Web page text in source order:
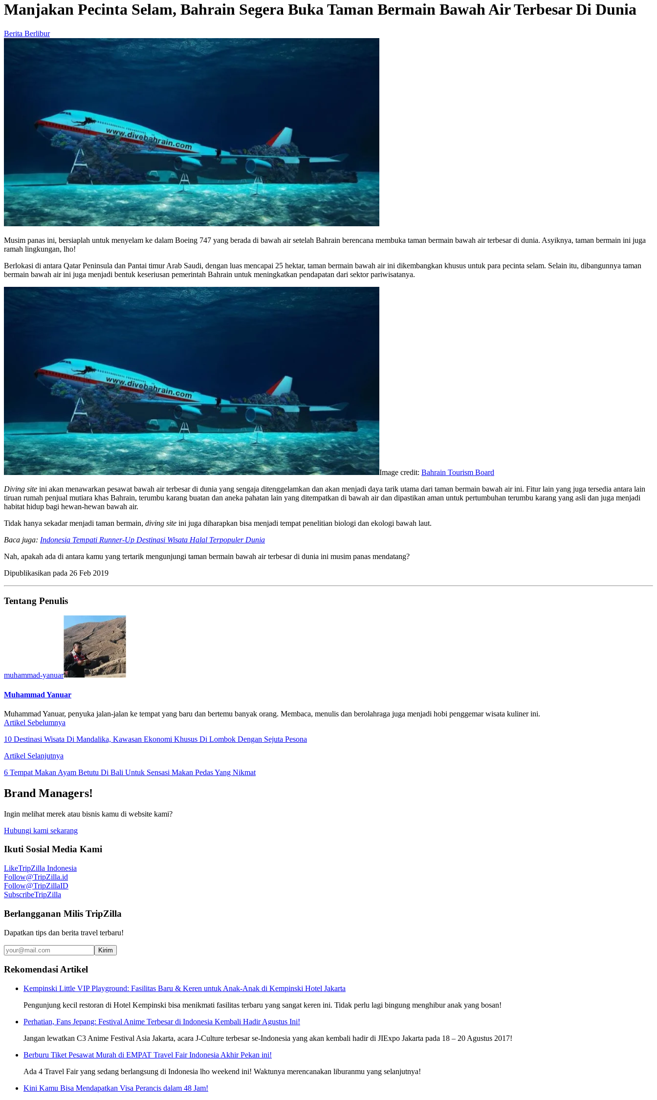
Manjakan Pecinta Selam, Bahrain Segera Buka Taman Bermain Bawah Air Terbesar Di Dunia
Berita Berlibur
Musim panas ini, bersiaplah untuk menyelam ke dalam Boeing 747 yang berada di bawah air setelah Bahrain berencana membuka taman bermain bawah air terbesar di dunia. Asyiknya, taman bermain ini juga
ramah lingkungan, lho!
Berlokasi di antara Qatar Peninsula dan Pantai timur Arab Saudi, dengan luas mencapai 25 hektar, taman bermain bawah air ini dikembangkan khusus untuk para pecinta selam. Selain itu, dibangunnya taman
bermain bawah air ini juga menjadi bentuk keseriusan pemerintah Bahrain untuk meningkatkan pendapatan dari sektor pariwisatanya.
Image credit: Bahrain Tourism Board
Diving site ini akan menawarkan pesawat bawah air terbesar di dunia yang sengaja ditenggelamkan dan akan menjadi daya tarik utama dari taman bermain bawah air ini. Fitur lain yang juga tersedia antara lain
tiruan rumah penjual mutiara khas Bahrain, terumbu karang buatan dan aneka pahatan lain yang ditempatkan di bawah air dan dipastikan aman untuk pertumbuhan terumbu karang yang asli dan juga menjadi
habitat hidup bagi hewan-hewan bawah air.
Tidak hanya sekadar menjadi taman bermain, diving site ini juga diharapkan bisa menjadi tempat penelitian biologi dan ekologi bawah laut.
Baca juga: Indonesia Tempati Runner-Up Destinasi Wisata Halal Terpopuler Dunia
Nah, apakah ada di antara kamu yang tertarik mengunjungi taman bermain bawah air terbesar di dunia ini musim panas mendatang?
Dipublikasikan pada 26 Feb 2019
Tentang Penulis
muhammad-yanuar
Muhammad Yanuar
Muhammad Yanuar, penyuka jalan-jalan ke tempat yang baru dan bertemu banyak orang. Membaca, menulis dan berolahraga juga menjadi hobi penggemar wisata kuliner ini.
Artikel Sebelumnya
10 Destinasi Wisata Di Mandalika, Kawasan Ekonomi Khusus Di Lombok Dengan Sejuta Pesona
Artikel Selanjutnya
6 Tempat Makan Ayam Betutu Di Bali Untuk Sensasi Makan Pedas Yang Nikmat
Brand Managers!
Ingin melihat merek atau bisnis kamu di website kami?
Hubungi kami sekarang
Ikuti Sosial Media Kami
LikeTripZilla Indonesia
Follow@TripZilla.id
Follow@TripZillaID
SubscribeTripZilla
Berlangganan Milis TripZilla
Dapatkan tips dan berita travel terbaru!
Kirim
Rekomendasi Artikel
Kempinski Little VIP Playground: Fasilitas Baru & Keren untuk Anak-Anak di Kempinski Hotel Jakarta
Pengunjung kecil restoran di Hotel Kempinski bisa menikmati fasilitas terbaru yang sangat keren ini. Tidak perlu lagi bingung menghibur anak yang bosan!
Perhatian, Fans Jepang: Festival Anime Terbesar di Indonesia Kembali Hadir Agustus Ini!
Jangan lewatkan C3 Anime Festival Asia Jakarta, acara J-Culture terbesar se-Indonesia yang akan kembali hadir di JIExpo Jakarta pada 18 – 20 Agustus 2017!
Berburu Tiket Pesawat Murah di EMPAT Travel Fair Indonesia Akhir Pekan ini!
Ada 4 Travel Fair yang sedang berlangsung di Indonesia lho weekend ini! Waktunya merencanakan liburanmu yang selanjutnya!
Kini Kamu Bisa Mendapatkan Visa Perancis dalam 48 Jam!